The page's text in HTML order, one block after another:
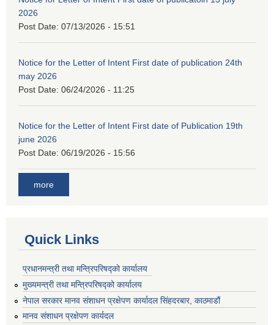
2026
Post Date: 07/13/2026 - 15:51
Notice for the Letter of Intent First date of publication 24th
may 2026
Post Date: 06/24/2026 - 11:25
Notice for the Letter of Intent First date of Publication 19th
june 2026
Post Date: 06/19/2026 - 15:56
more
Quick Links
प्रधानमन्त्री तथा मन्त्रिपरिषद्को कार्यालय
मुख्यमन्त्री तथा मन्त्रिपरिषद्को कार्यालय
नेपाल सरकार मानव संशाधन प्रक्षेपण कार्यादल सिंहदरबार, काठमाडौं
मानव संशाधन प्रक्षेपण कार्यदल